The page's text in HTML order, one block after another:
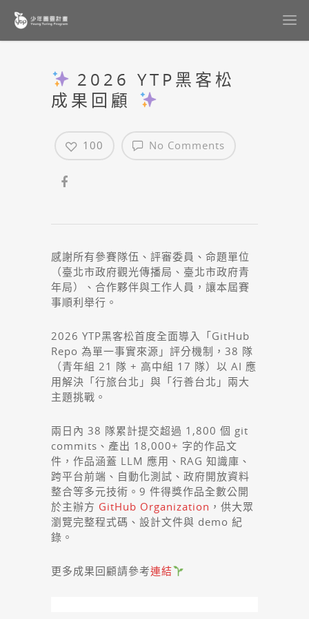
2026 YTP黑客松
成果回顧
No Comments
100
感謝所有參賽隊伍、評審委員、命題單位
（臺北市政府觀光傳播局、臺北市政府青
年局）、合作夥伴與工作人員，讓本屆賽
事順利舉行。
2026 YTP黑客松首度全面導入「GitHub
Repo 為單一事實來源」評分機制，38 隊
（青年組 21 隊 + 高中組 17 隊）以 AI 應
用解決「行旅台北」與「行善台北」兩大
主題挑戰。
兩日內 38 隊累計提交超過 1,800 個 git
commits、產出 18,000+ 字的作品文
件，作品涵蓋 LLM 應用、RAG 知識庫、
跨平台前端、自動化測試、政府開放資料
整合等多元技術。9 件得獎作品全數公開
於主辦方 GitHub Organization ，供大眾
瀏覽完整程式碼、設計文件與 demo 紀
錄。
更多成果回顧請參考連結